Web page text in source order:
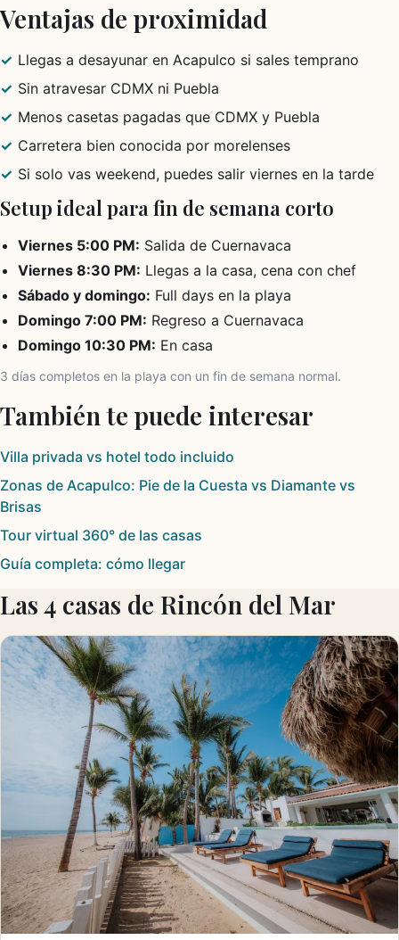
Ventajas de proximidad
Llegas a desayunar en Acapulco si sales temprano
Sin atravesar CDMX ni Puebla
Menos casetas pagadas que CDMX y Puebla
Carretera bien conocida por morelenses
Si solo vas weekend, puedes salir viernes en la tarde
Setup ideal para fin de semana corto
Viernes 5:00 PM: Salida de Cuernavaca
Viernes 8:30 PM: Llegas a la casa, cena con chef
Sábado y domingo: Full days en la playa
Domingo 7:00 PM: Regreso a Cuernavaca
Domingo 10:30 PM: En casa
3 días completos en la playa con un fin de semana normal.
También te puede interesar
Villa privada vs hotel todo incluido
Zonas de Acapulco: Pie de la Cuesta vs Diamante vs
Brisas
Tour virtual 360° de las casas
Guía completa: cómo llegar
Las 4 casas de Rincón del Mar